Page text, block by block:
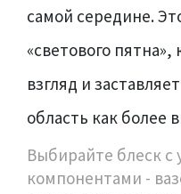
самой середине.
«светового
взгляд и
область как более
Выбирайте блеск
компонентами -